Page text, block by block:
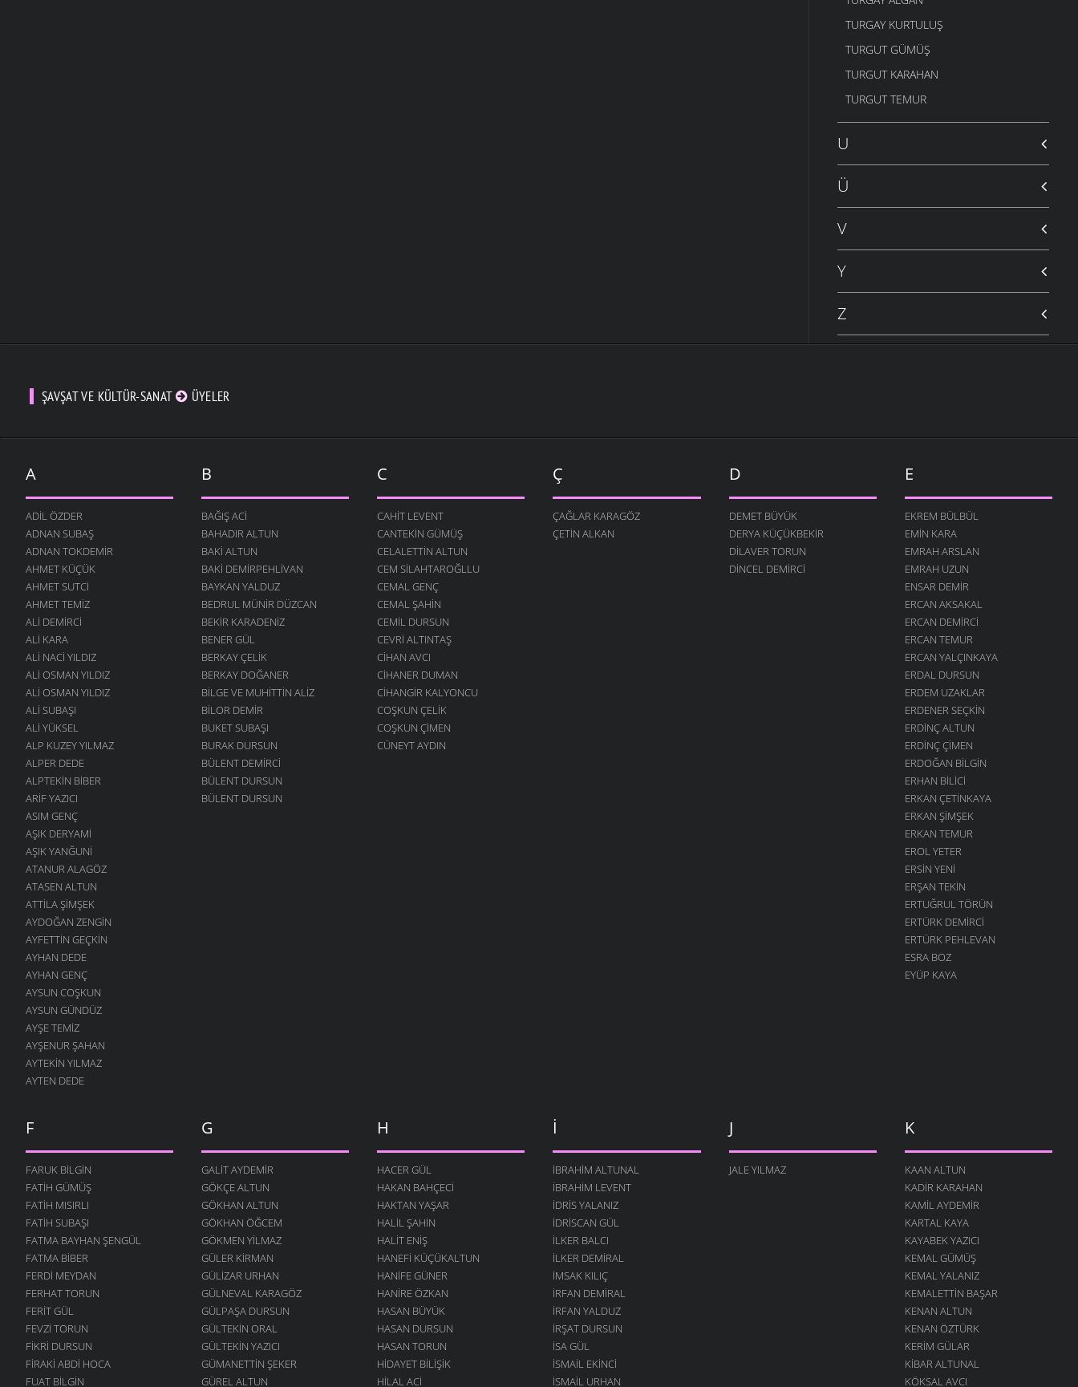
TURGAY KURTULUŞ
TURGUT GÜMÜŞ
TURGUT KARAHAN
TURGUT TEMUR
U
Ü
V
Y
Z
ŞAVŞAT VE KÜLTÜR-SANAT ÜYELER
A
ADIL ÖZDER
ADNAN SUBAŞ
ADNAN TOKDEMIR
AHMET KÜÇÜK
AHMET SUTCI
AHMET TEMIZ
ALI DEMIRCI
ALI KARA
ALI NACI YILDIZ
ALI OSMAN YILDIZ
ALI OSMAN YILDIZ
ALI SUBAŞI
ALI YÜKSEL
ALP KUZEY YILMAZ
ALPER DEDE
ALPTEKIN BIBER
ARIF YAZICI
ASIM GENÇ
AŞIK DERYAMI
AŞIK YANĞUNI
ATANUR ALAGÖZ
ATASEN ALTUN
ATTILA ŞIMŞEK
AYDOĞAN ZENGIN
AYFETTIN GEÇKIN
AYHAN DEDE
AYHAN GENÇ
AYSUN COŞKUN
AYSUN GÜNDÜZ
AYŞE TEMIZ
AYŞENUR ŞAHAN
AYTEKIN YILMAZ
AYTEN DEDE
B
BAĞIŞ ACI
BAHADIR ALTUN
BAKI ALTUN
BAKI DEMIRPEHLIVAN
BAYKAN YALDUZ
BEDRUL MÜNIR DÜZCAN
BEKIR KARADENIZ
BENER GÜL
BERKAY ÇELIK
BERKAY DOĞANER
BILGE VE MUHITTIN ALIZ
BILOR DEMIR
BUKET SUBAŞI
BURAK DURSUN
BÜLENT DEMIRCI
BÜLENT DURSUN
BÜLENT DURSUN
C
CAHIT LEVENT
CANTEKIN GÜMÜŞ
CELALETTIN ALTUN
CEM SILAHTAROĞLLU
CEMAL GENÇ
CEMAL ŞAHIN
CEMIL DURSUN
CEVRI ALTINTAŞ
CIHAN AVCI
CIHANER DUMAN
CIHANGIR KALYONCU
COŞKUN ÇELIK
COŞKUN ÇIMEN
CÜNEYT AYDIN
Ç
ÇAĞLAR KARAGÖZ
ÇETIN ALKAN
D
DEMET BÜYÜK
DERYA KÜÇÜKBEKIR
DILAVER TORUN
DINCEL DEMIRCI
E
EKREM BÜLBÜL
EMIN KARA
EMRAH ARSLAN
EMRAH UZUN
ENSAR DEMIR
ERCAN AKSAKAL
ERCAN DEMIRCI
ERCAN TEMUR
ERCAN YALÇINKAYA
ERDAL DURSUN
ERDEM UZAKLAR
ERDENER SEÇKIN
ERDINÇ ALTUN
ERDINÇ ÇIMEN
ERDOĞAN BILGIN
ERHAN BILICI
ERKAN ÇETINKAYA
ERKAN ŞIMŞEK
ERKAN TEMUR
EROL YETER
ERSIN YENI
ERŞAN TEKIN
ERTUĞRUL TÖRÜN
ERTÜRK DEMIRCI
ERTÜRK PEHLEVAN
ESRA BOZ
EYÜP KAYA
F
FARUK BILGIN
FATIH GÜMÜŞ
FATIH MISIRLI
FATIH SUBAŞI
FATMA BAYHAN ŞENGÜL
FATMA BIBER
FERDI MEYDAN
FERHAT TORUN
FERIT GÜL
FEVZI TORUN
FIKRI DURSUN
FIRAKI ABDI HOCA
FUAT BILGIN
G
GALIT AYDEMIR
GÖKÇE ALTUN
GÖKHAN ALTUN
GÖKHAN ÖĞCEM
GÖKMEN YILMAZ
GÜLER KIRMAN
GÜLIZAR URHAN
GÜLNEVAL KARAGÖZ
GÜLPAŞA DURSUN
GÜLTEKIN ORAL
GÜLTEKIN YAZICI
GÜMANETTIN ŞEKER
GÜREL ALTUN
H
HACER GÜL
HAKAN BAHÇECI
HAKTAN YAŞAR
HALIL ŞAHIN
HALIT ENIŞ
HANEFI KÜÇÜKALTUN
HANIFE GÜNER
HANIRE ÖZKAN
HASAN BÜYÜK
HASAN DURSUN
HASAN TORUN
HIDAYET BILIŞIK
HILAL ACI
İ
İBRAHIM ALTUNAL
İBRAHIM LEVENT
İDRIS YALANIZ
IDRISCAN GÜL
İLKER BALCI
İLKER DEMIRAL
İMSAK KILIÇ
İRFAN DEMIRAL
İRFAN YALDUZ
İRŞAT DURSUN
ISA GÜL
ISMAIL EKINCI
İSMAIL URHAN
J
JALE YILMAZ
K
KAAN ALTUN
KADIR KARAHAN
KAMIL AYDEMIR
KARTAL KAYA
KAYABEK YAZICI
KEMAL GÜMÜŞ
KEMAL YALANIZ
KEMALETTIN BAŞAR
KENAN ALTUN
KENAN ÖZTÜRK
KERIM GÜLAR
KIBAR ALTUNAL
KÖKSAL AVCI